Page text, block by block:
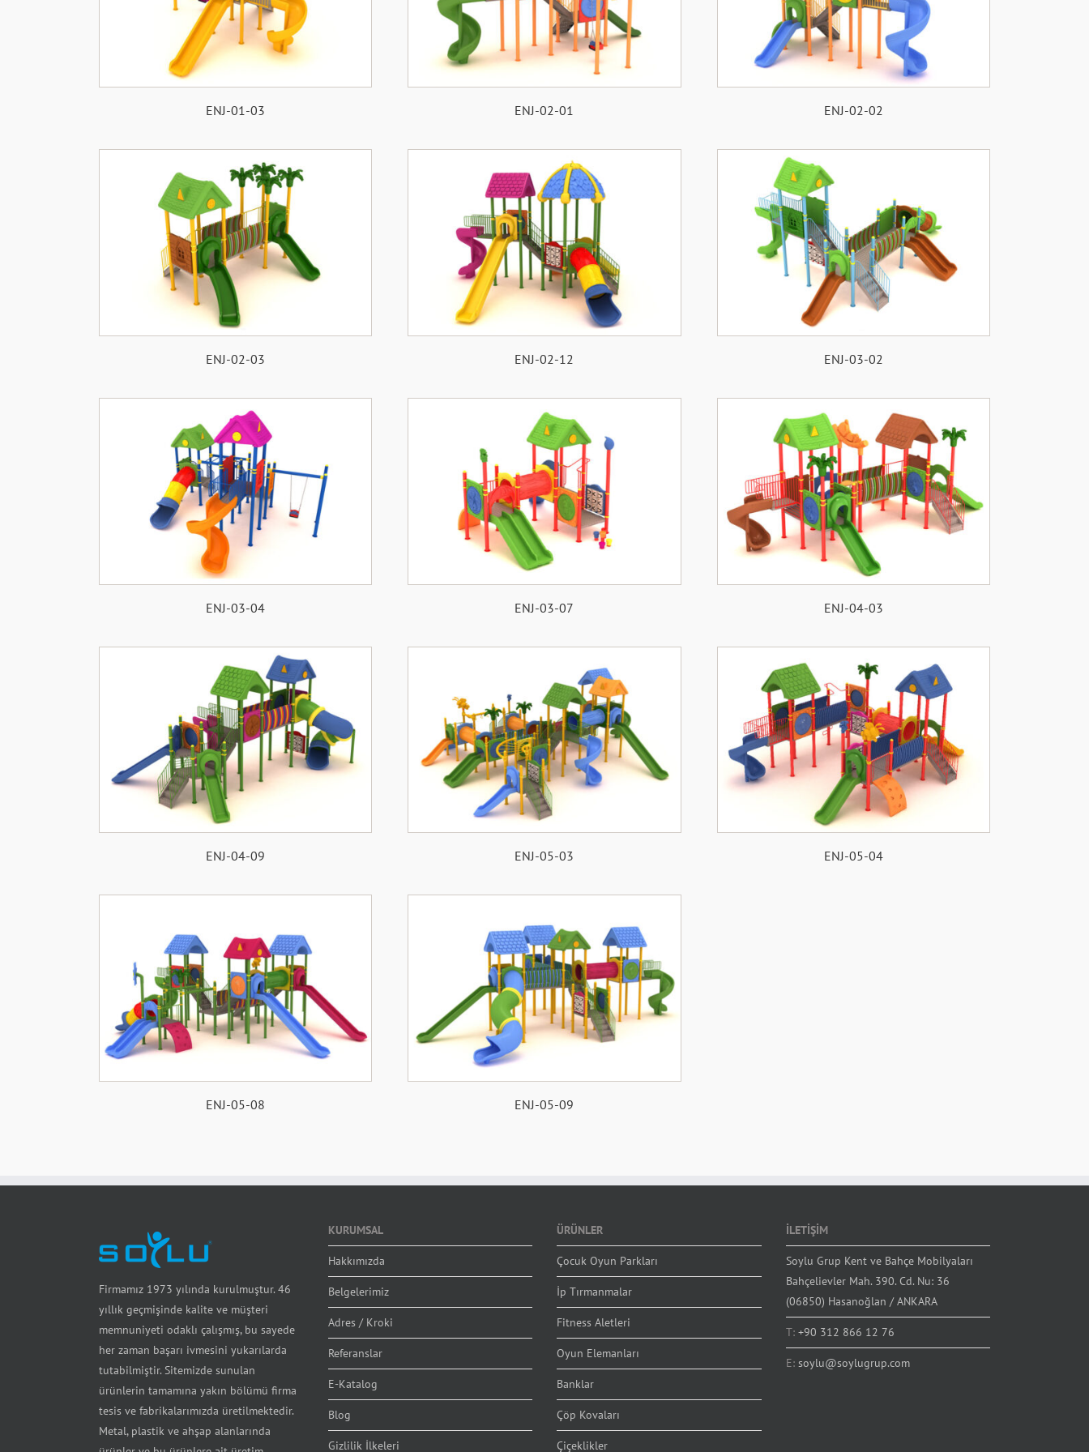
ENJ-01-03 ENJ-02-01 ENJ-02-02
ENJ-02-03 ENJ-02-12 ENJ-03-02
ENJ-03-04 ENJ-03-07 ENJ-04-03
ENJ-04-09 ENJ-05-03 ENJ-05-04
ENJ-05-08 ENJ-05-09
Firmamız 1973 yılında kurulmuştur. 46
yıllık geçmişinde kalite ve müşteri
memnuniyeti odaklı çalışmış, bu sayede
her zaman başarı ivmesini yukarılarda
tutabilmiştir. Sitemizde sunulan
ürünlerin tamamına yakın bölümü firma
tesis ve fabrikalarımızda üretilmektedir.
Metal, plastik ve ahşap alanlarında
KURUMSAL
Hakkımızda
Belgelerimiz
Adres / Kroki
Referanslar
E-Katalog
Blog
Gizlilik İlkeleri
ÜRÜNLER
Çocuk Oyun Parkları
İp Tırmanmalar
Fitness Aletleri
Oyun Elemanları
Banklar
Çöp Kovaları
Çiçeklikler
İLETİŞİM
Soylu Grup Kent ve Bahçe Mobilyaları
Bahçelievler Mah. 390. Cd. Nu: 36
(06850) Hasanoğlan / ANKARA
T: +90 312 866 12 76
E: soylu@soylugrup.com